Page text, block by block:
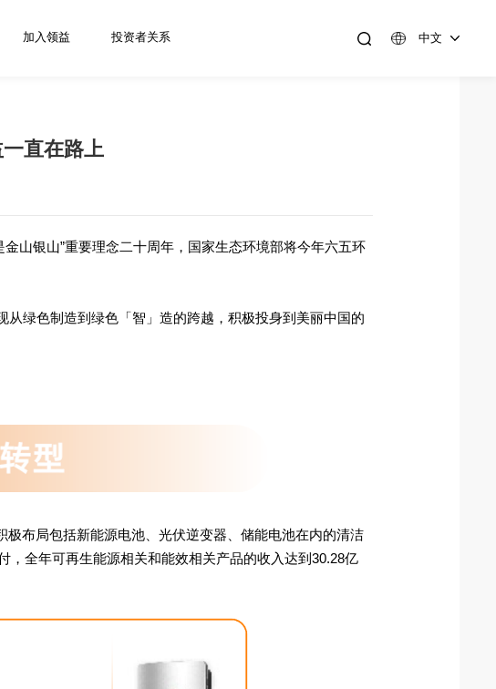
加入领益 投资者关系 中文
直在路上
山银山”重要理念二十周年，国家生态环境部将今年六五环
绿色制造到绿色「智」造的跨越，积极投身到美丽中国的
布局包括新能源电池、光伏逆变器、储能电池在内的清洁
全年可再生能源相关和能效相关产品的收入达到30.28亿